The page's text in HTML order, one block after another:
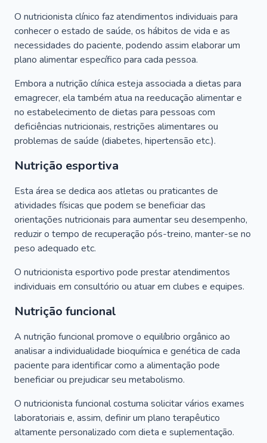
O nutricionista clínico faz atendimentos individuais para
conhecer o estado de saúde, os hábitos de vida e as
necessidades do paciente, podendo assim elaborar um
plano alimentar específico para cada pessoa.
Embora a nutrição clínica esteja associada a dietas para
emagrecer, ela também atua na reeducação alimentar e
no estabelecimento de dietas para pessoas com
deficiências nutricionais, restrições alimentares ou
problemas de saúde (diabetes, hipertensão etc.).
Nutrição esportiva
Esta área se dedica aos atletas ou praticantes de
atividades físicas que podem se beneficiar das
orientações nutricionais para aumentar seu desempenho,
reduzir o tempo de recuperação pós-treino, manter-se no
peso adequado etc.
O nutricionista esportivo pode prestar atendimentos
individuais em consultório ou atuar em clubes e equipes.
Nutrição funcional
A nutrição funcional promove o equilíbrio orgânico ao
analisar a individualidade bioquímica e genética de cada
paciente para identificar como a alimentação pode
beneficiar ou prejudicar seu metabolismo.
O nutricionista funcional costuma solicitar vários exames
laboratoriais e, assim, definir um plano terapêutico
altamente personalizado com dieta e suplementação.